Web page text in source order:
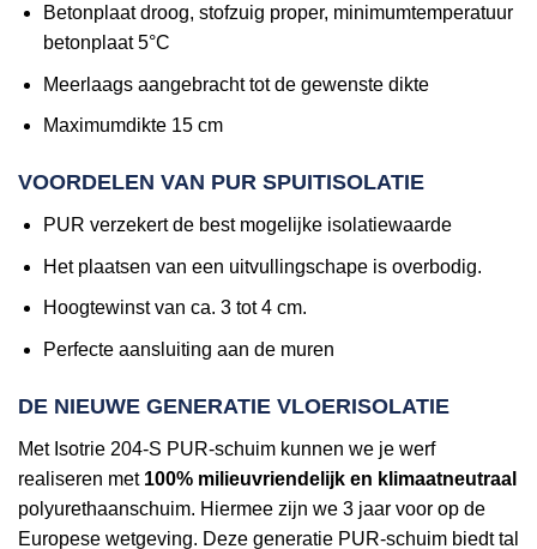
Betonplaat droog, stofzuig proper, minimumtemperatuur
betonplaat 5°C
Meerlaags aangebracht tot de gewenste dikte
Maximumdikte 15 cm
VOORDELEN VAN PUR SPUITISOLATIE
PUR verzekert de best mogelijke isolatiewaarde
Het plaatsen van een uitvullingschape is overbodig.
Hoogtewinst van ca. 3 tot 4 cm.
Perfecte aansluiting aan de muren
DE NIEUWE GENERATIE VLOERISOLATIE
Met Isotrie 204-S PUR-schuim kunnen we je werf
realiseren met 100% milieuvriendelijk en klimaatneutraal
polyurethaanschuim. Hiermee zijn we 3 jaar voor op de
Europese wetgeving. Deze generatie PUR-schuim biedt tal